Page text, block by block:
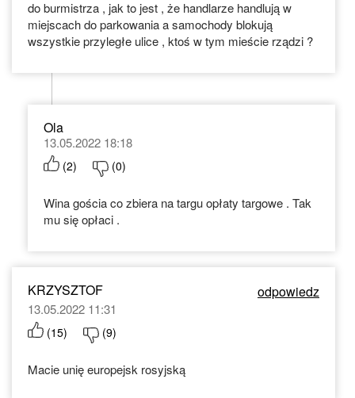
do burmistrza , jak to jest , że handlarze handlują w
miejscach do parkowania a samochody blokują
wszystkie przyległe ulice , ktoś w tym mieście rządzi ?
Ola
13.05.2022 18:18
(2) (0)
Wina gościa co zbiera na targu opłaty targowe . Tak
mu się opłaci .
KRZYSZTOF odpowiedz
13.05.2022 11:31
(15) (9)
Macie unię europejsk rosyjską